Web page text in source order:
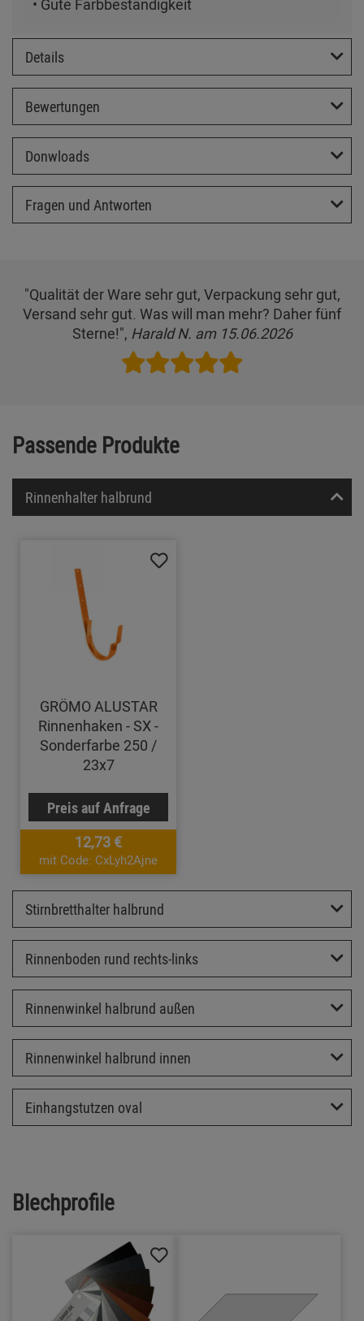
Details
Bewertungen
Donwloads
Fragen und Antworten
"Qualität der Ware sehr gut, Verpackung sehr gut,
Versand sehr gut. Was will man mehr? Daher fünf
Sterne!", Harald N. am 15.06.2026
Passende Produkte
Rinnenhalter halbrund
GRÖMO ALUSTAR
Rinnenhaken - SX -
Sonderfarbe 250 /
23x7
Preis auf Anfrage
12,73 €
mit Code: CxLyh2Ajne
Stirnbretthalter halbrund
Rinnenboden rund rechts-links
Rinnenwinkel halbrund außen
Rinnenwinkel halbrund innen
Einhangstutzen oval
Blechprofile